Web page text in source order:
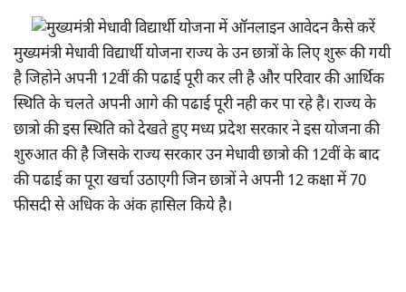
मुख्यमंत्री मेधावी विद्यार्थी योजना राज्य के उन छात्रों के लिए शुरू की गयी
है जिहोने अपनी 12वीं की पढाई पूरी कर ली है और परिवार की आर्थिक
स्थिति के चलते अपनी आगे की पढाई पूरी नही कर पा रहे है। राज्य के
छात्रो की इस स्थिति को देखते हुए मध्य प्रदेश सरकार ने इस योजना की
शुरुआत की है जिसके राज्य सरकार उन मेधावी छात्रो की 12वीं के बाद
की पढाई का पूरा खर्चा उठाएगी जिन छात्रों ने अपनी 12 कक्षा में 70
फीसदी से अधिक के अंक हासिल किये है।